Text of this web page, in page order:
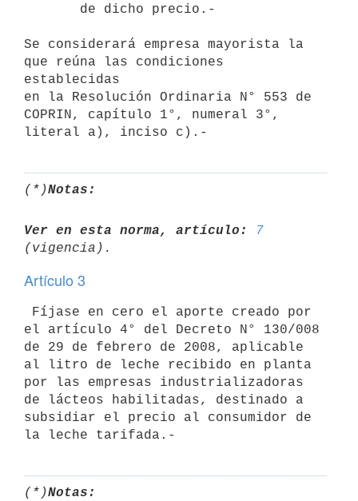
Se considerará empresa mayorista la
que reúna las condiciones
establecidas
en la Resolución Ordinaria N° 553 de
COPRIN, capítulo 1°, numeral 3°,
(*)Notas:
Ver en esta norma, artículo:
7
Artículo 3
el artículo 4° del Decreto N° 130/008
de 29 de febrero de 2008, aplicable
al litro de leche recibido en planta
por las empresas industrializadoras
de lácteos habilitadas, destinado a
subsidiar el precio al consumidor de
(*)Notas: